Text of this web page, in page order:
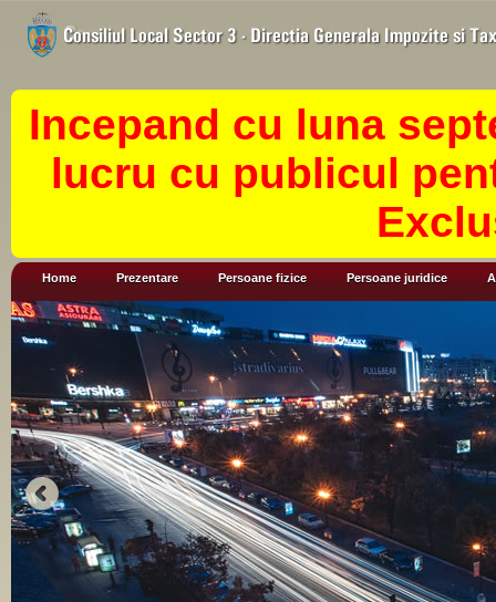
Incepand cu luna
lucru cu publicul
Home Prezentare Persoane fizice Persoane juridice